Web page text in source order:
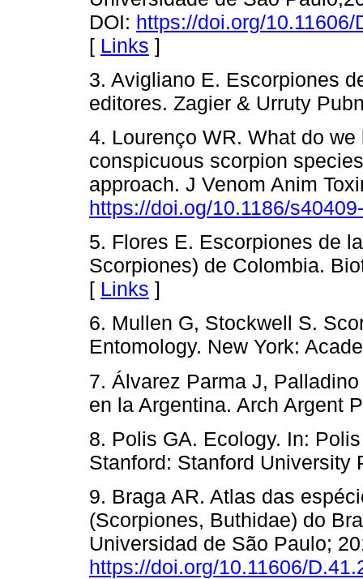
DOI: https://doi.org/
[ Links ]
3. Avigliano E. Escorpiones
editores. Zagier & Urruty
4. Lourenço WR. What do
conspicuous scorpion
approach. J Venom Anim
https://doi.og/10.1186/
5. Flores E. Escorpiones de
Scorpiones) de Colombia.
[ Links ]
6. Mullen G, Stockwell S.
Entomology. New York:
7. Álvarez Parma J,
en la Argentina. Arch Argent
8. Polis GA. Ecology. In:
Stanford: Stanford
9. Braga AR. Atlas das
(Scorpiones, Buthidae) do
Universidad de São Paulo;
https://doi.org/10.11606/